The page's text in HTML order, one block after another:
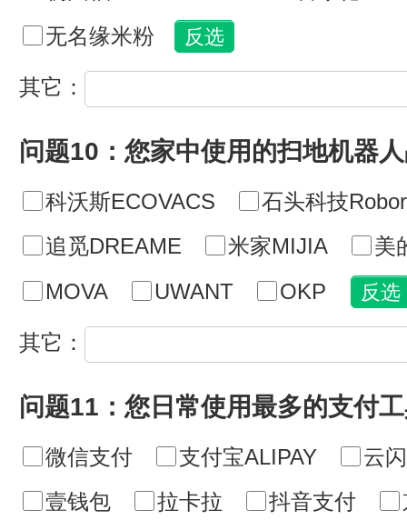
无名缘米粉
其它：
问题10：您家中使用的扫地机器
科沃斯ECOVACS
石头科技
追觅DREAME
米家MIJIA
美
MOVA
UWANT OKP
其它：
问题11：您日常使用最多的支付
微信支付 支付宝ALIPAY
云
壹钱包
拉卡拉 抖音支付